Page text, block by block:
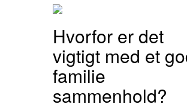
Hvorfor er det
vigtigt med et
familie
sammenhold?